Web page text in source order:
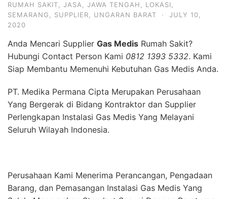
RUMAH SAKIT
JASA JAWA TENGAH LOKASI
SEMARANG
SUPPLIER UNGARAN BARAT ·
JULY 10,
2020
Anda Mencari Supplier Gas Medis Rumah Sakit?
Hubungi Contact Person Kami 0812 1393 5332. Kami
Siap Membantu Memenuhi Kebutuhan Gas Medis Anda.
PT. Medika Permana Cipta Merupakan Perusahaan
Yang Bergerak di Bidang Kontraktor dan Supplier
Perlengkapan Instalasi Gas Medis Yang Melayani
Seluruh Wilayah Indonesia.
Perusahaan Kami Menerima Perancangan, Pengadaan
Barang, dan Pemasangan Instalasi Gas Medis Yang